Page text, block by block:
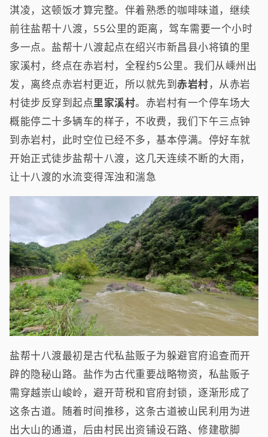
淇凌，这顿饭才算完整。伴着熟悉的咖啡味道，继续
前往盐帮十八渡，55公里的距离，驾车需要一个小时
多一点。盐帮十八渡起点在绍兴市新昌县小将镇的里
家溪村，终点在赤岩村，全程约5公里。我们从嵊州出
发，离终点赤岩村更近，所以就先到赤岩村，从赤岩
村徒步反穿到起点里家溪村。赤岩村有一个停车场大
概能停二十多辆车的样子，不收费，我们下午三点钟
到赤岩村，此时空位已经不多，基本停满。停好车就
开始正式徒步盐帮十八渡，这几天连续不断的大雨，
让十八渡的水流变得浑浊和湍急
盐帮十八渡最初是古代私盐贩子为躲避官府追查而开
辟的隐秘山路。盐作为古代重要战略物资，私盐贩子
需穿越崇山峻岭，避开苛税和官府封锁，逐渐形成了
这条古道。随着时间推移，这条古道被山民利用为进
出大山的通道，后由村民出资铺设石路、修建歇脚